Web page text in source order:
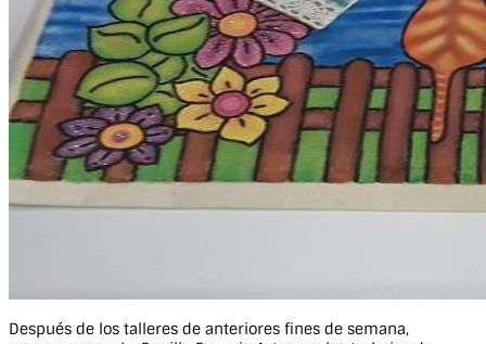
Después de los talleres de anteriores fines de semana,